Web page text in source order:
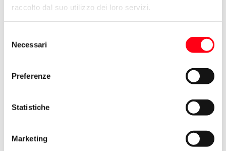
raccolto dal suo utilizzo dei loro servizi.
delNecessari
Preferenze
Statistiche
Marketing
Umbertide